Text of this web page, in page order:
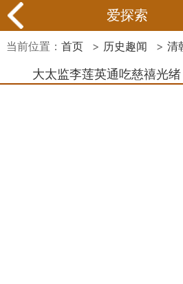
爱探索
当前位置： 首页 > 历史趣闻 > 清
大太监李莲英通吃慈禧光